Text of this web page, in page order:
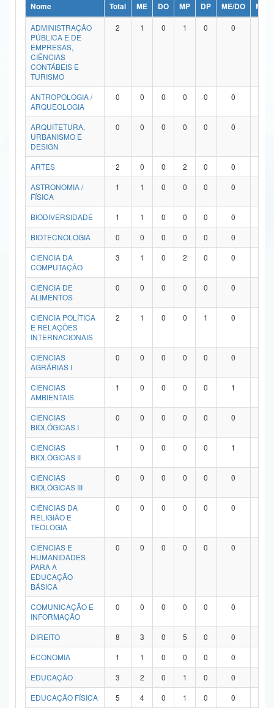
Ministério da Ciência, Tecnologia, Inovações e Comunicações
Ministério do Meio Ambiente
Ministério do Turismo
Ministério do Desenvolvimento Regional
Controladoria-Geral da União
Ministério da Mulher, da Família e dos Direitos Humanos
Secretaria de Governo
Advocacia-Geral da União
Banco Central do Brasil
Nome Total ME DO MP DP ME/DO
MP/
ADMINISTRAÇÃO
PÚBLICA E DE
EMPRESAS,
CIÊNCIAS
CONTÁBEIS E
TURISMO
2 1 0 1 0 0
ANTROPOLOGIA /
ARQUEOLOGIA
0 0 0 0 0 0
ARQUITETURA,
URBANISMO E
DESIGN
0 0 0 0 0 0
ARTES 2 0 0 2 0 0
ASTRONOMIA /
FÍSICA
1 1 0 0 0 0
BIODIVERSIDADE 1 1 0 0 0 0
BIOTECNOLOGIA
0 0 0 0 0 0
CIÊNCIA DA
COMPUTAÇÃO
3 1 0 2 0 0
CIÊNCIA DE
ALIMENTOS
0 0 0 0 0 0
CIÊNCIA POLÍTICA
E RELAÇÕES
INTERNACIONAIS
2 1 0 0 1 0
CIÊNCIAS
AGRÁRIAS I
0 0 0 0 0 0
CIÊNCIAS
AMBIENTAIS
1 0 0 0 0 1
CIÊNCIAS
BIOLÓGICAS I
0 0 0 0 0 0
CIÊNCIAS
BIOLÓGICAS II
1 0 0 0 0 1
CIÊNCIAS
BIOLÓGICAS III
0 0 0 0 0 0
CIÊNCIAS DA
RELIGIÃO E
TEOLOGIA
0 0 0 0 0 0
CIÊNCIAS E
HUMANIDADES
PARA A
EDUCAÇÃO
BÁSICA
0 0 0 0 0 0
COMUNICAÇÃO E
INFORMAÇÃO
0 0 0 0 0 0
DIREITO 8 3 0 5 0 0
ECONOMIA
1 1 0 0 0 0
EDUCAÇÃO
3 2 0 1 0 0
EDUCAÇÃO FÍSICA
5 4 0 1 0 0